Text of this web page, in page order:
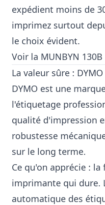
expédient moins de
imprimez surtout
le choix évident.
Voir la MUNBYN
La valeur sûre :
DYMO est une
l'étiquetage
qualité d'impression
robustesse
sur le long terme.
Ce qu'on apprécie :
imprimante qui dure.
automatique des